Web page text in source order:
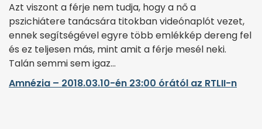
Azt viszont a férje nem tudja, hogy a nő a
pszichiátere tanácsára titokban videónaplót vezet,
ennek segítségével egyre több emlékkép dereng fel
és ez teljesen más, mint amit a férje mesél neki.
Talán semmi sem igaz…
Amnézia – 2018.03.10-én 23:00 órától az RTLII-n